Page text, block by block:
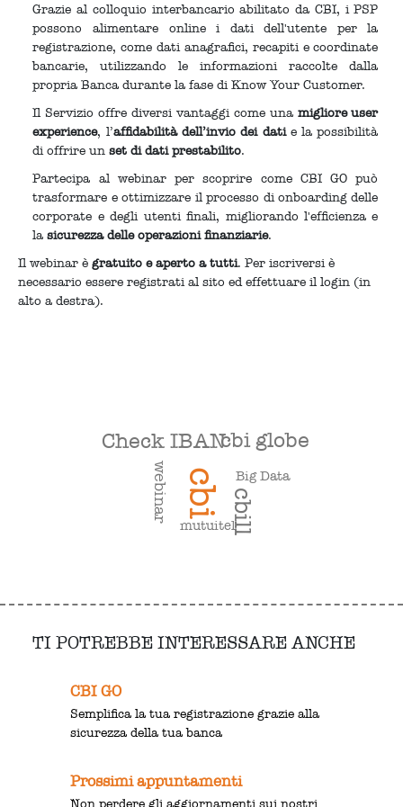
Grazie al colloquio interbancario abilitato da CBI, i PSP
possono alimentare online i dati dell'utente per la
registrazione, come dati anagrafici, recapiti e coordinate
bancarie, utilizzando le informazioni raccolte dalla
propria Banca durante la fase di Know Your Customer.
Il Servizio offre diversi vantaggi come una migliore user
experience, l’affidabilità dell’invio dei datie la possibilità
di offrire unset di dati prestabilito.
Partecipa al webinar per scoprire come CBI GO può
trasformare e ottimizzare il processo di onboarding delle
corporate e degli utenti finali, migliorando l'efficienza e
lasicurezza delle operazioni finanziarie.
Il webinar ègratuito e aperto a tutti. Per iscriversi è
necessario essere registrati al sito ed effettuare il login (in
alto a destra).
cbi cbill
cbi globe
Check IBAN
webinar
mutuitel
Big Data
TI POTREBBE INTERESSARE ANCHE
CBI GO
Semplifica la tua registrazione grazie alla
sicurezza della tua banca
Prossimi appuntamenti
Non perdere gli aggiornamenti sui nostri